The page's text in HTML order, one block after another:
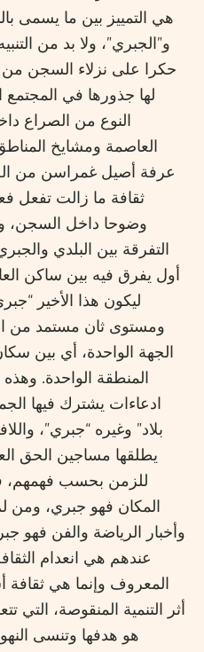
هي التمييز بين ما يسمى
و”الجبري”، ولا بد من
حكرا على نزلاء السجن من
لها جذورها في المجتمع
النوع من الصراع
العاصمة ومشايخ
عرفة أصيل غمراسن من
ثقافة ما زالت تفعل
وضوحا داخل السجن،
التفرقة بين البلدي
أول يفرق فيه بين ساكن
ليكون هذا الأخير
ومستوى ثان مستمد من
الجهة الواحدة، أي بين
المنطقة الواحدة.
ادعاءات يشترك فيها
بلاد” وغيره “جبري”،
يطلقها مساجين الحق
للزمن بحسب فهمهم،
المكان فهو جبري، ومن
وأخبار الرياضة والفن فهو
عندهم هي انعدام
المعروف وإنما هي
أثر التنمية المنقوصة، التي
هو هدفها وتنسى